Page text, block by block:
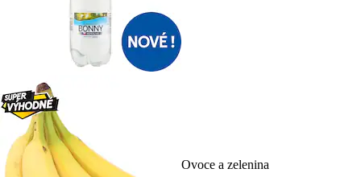
Ovoce a zelenina